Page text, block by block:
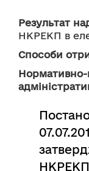
Результат
НКРЕКП в
Способи
Нормативно-